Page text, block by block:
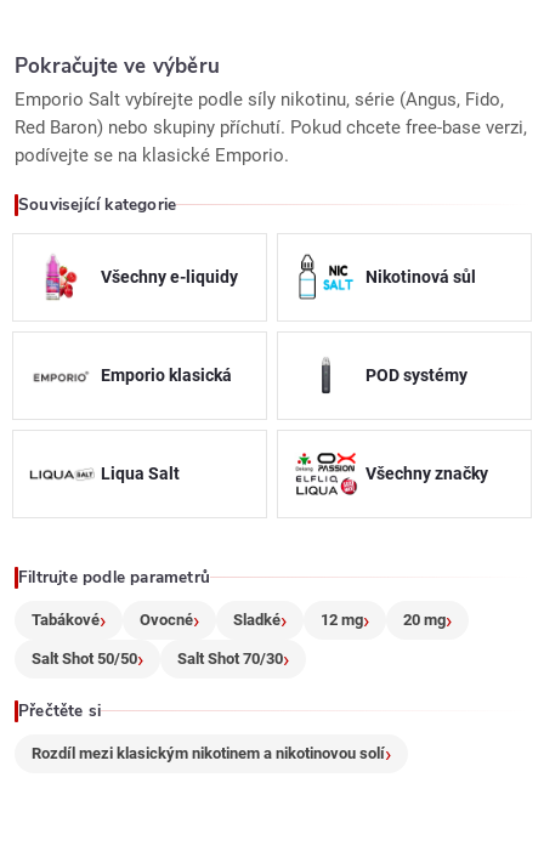
v
l
á
d
c
p
v
k
y
v
ý
p
Pokračujte ve výběru
Emporio Salt vybírejte podle síly nikotinu, série (Angus, Fido,
Red Baron) nebo skupiny příchutí. Pokud chcete free-base verzi,
podívejte se na klasické Emporio.
Související kategorie
Všechny e-liquidy Nikotinová sůl
Emporio klasická POD systémy
Liqua Salt Všechny značky
Filtrujte podle parametrů
Tabákové Ovocné Sladké 12 mg 20 mg
Salt Shot 50/50 Salt Shot 70/30
Přečtěte si
Rozdíl mezi klasickým nikotinem a nikotinovou solí